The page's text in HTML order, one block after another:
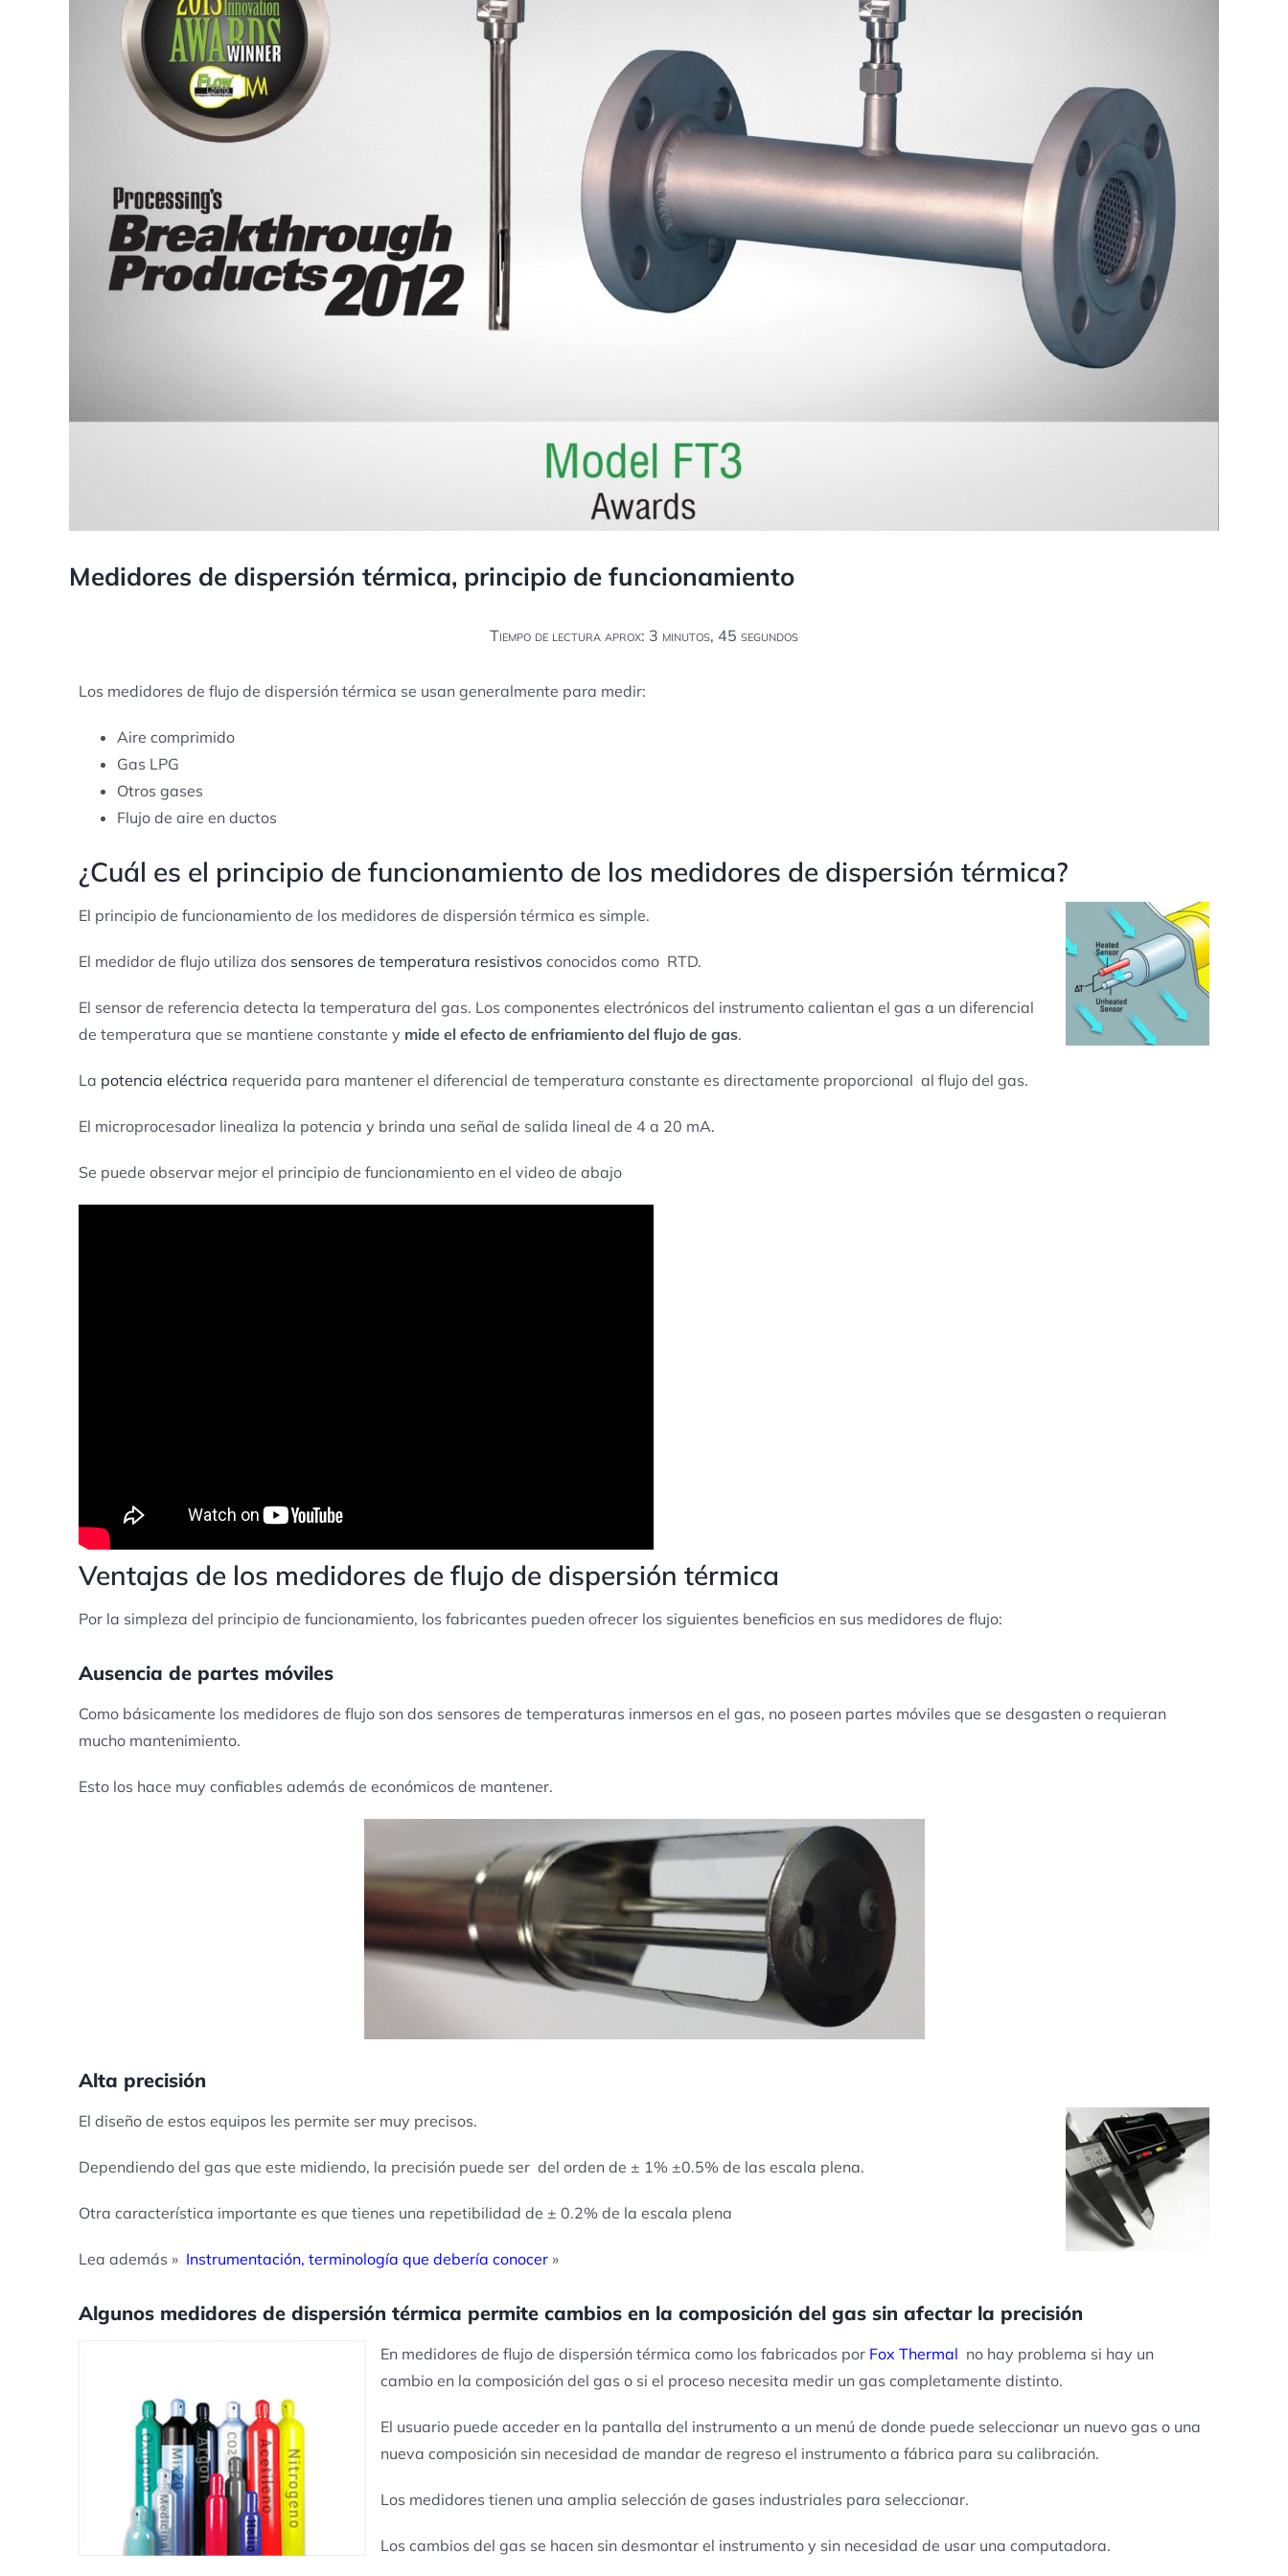
Medidores de dispersión térmica, principio de funcionamiento
Tiempo de lectura aprox: 3 minutos, 45 segundos
Los medidores de flujo de dispersión térmica se usan generalmente para medir:
Aire comprimido
Gas LPG
Otros gases
Flujo de aire en ductos
¿Cuál es el principio de funcionamiento de los medidores de dispersión térmica?
El principio de funcionamiento de los medidores de dispersión térmica es simple.
El medidor de flujo utiliza dos sensores de temperatura resistivos conocidos como RTD.
El sensor de referencia detecta la temperatura del gas. Los componentes electrónicos del instrumento calientan el gas a un diferencial
de temperatura que se mantiene constante y mide el efecto de enfriamiento del flujo de gas.
La potencia eléctrica requerida para mantener el diferencial de temperatura constante es directamente proporcional al flujo del gas.
El microprocesador linealiza la potencia y brinda una señal de salida lineal de 4 a 20 mA.
Se puede observar mejor el principio de funcionamiento en el video de abajo
Ventajas de los medidores de flujo de dispersión térmica
Por la simpleza del principio de funcionamiento, los fabricantes pueden ofrecer los siguientes beneficios en sus medidores de flujo:
Ausencia de partes móviles
Como básicamente los medidores de flujo son dos sensores de temperaturas inmersos en el gas, no poseen partes móviles que se desgasten o requieran
mucho mantenimiento.
Esto los hace muy confiables además de económicos de mantener.
Alta precisión
El diseño de estos equipos les permite ser muy precisos.
Dependiendo del gas que este midiendo, la precisión puede ser del orden de ± 1% ±0.5% de las escala plena.
Otra característica importante es que tienes una repetibilidad de ± 0.2% de la escala plena
Lea además » Instrumentación, terminología que debería conocer »
Algunos medidores de dispersión térmica permite cambios en la composición del gas sin afectar la precisión
En medidores de flujo de dispersión térmica como los fabricados por Fox Thermal no hay problema si hay un
cambio en la composición del gas o si el proceso necesita medir un gas completamente distinto.
El usuario puede acceder en la pantalla del instrumento a un menú de donde puede seleccionar un nuevo gas o una
nueva composición sin necesidad de mandar de regreso el instrumento a fábrica para su calibración.
Los medidores tienen una amplia selección de gases industriales para seleccionar.
Los cambios del gas se hacen sin desmontar el instrumento y sin necesidad de usar una computadora.